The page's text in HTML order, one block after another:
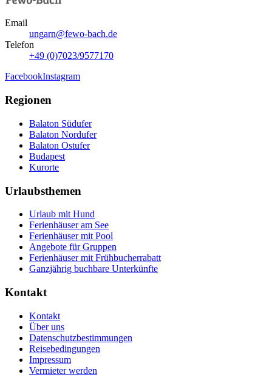
Email
ungarn@fewo-bach.de
Telefon
+49 (0)7023/9577170
FacebookInstagram
Regionen
Balaton Südufer
Balaton Nordufer
Balaton Ostufer
Budapest
Kurorte
Urlaubsthemen
Urlaub mit Hund
Ferienhäuser am See
Ferienhäuser mit Pool
Angebote für Gruppen
Ferienhäuser mit Frühbucherrabatt
Ganzjährig buchbare Unterkünfte
Kontakt
Kontakt
Über uns
Datenschutzbestimmungen
Reisebedingungen
Impressum
Vermieter werden